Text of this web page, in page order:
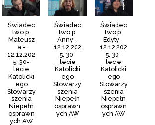
Świadec
two p.
Mateusz
a -
12.12.202
5, 30-
lecie
Katolicki
ego
Stowarzy
szenia
Niepełn
osprawn
ych AW
Świadec
two p.
Anny -
12.12.202
5, 30-
lecie
Katolicki
ego
Stowarzy
szenia
Niepełn
osprawn
ych AW
Świadec
two p.
Edyty -
12.12.202
5, 30-
lecie
Katolicki
ego
Stowarzy
szenia
Niepełn
osprawn
ych AW